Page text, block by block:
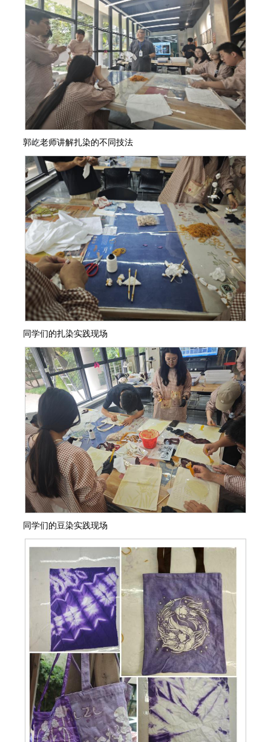
郭屹老师讲解扎染的不同技法
同学们的扎染实践现场
同学们的豆染实践现场